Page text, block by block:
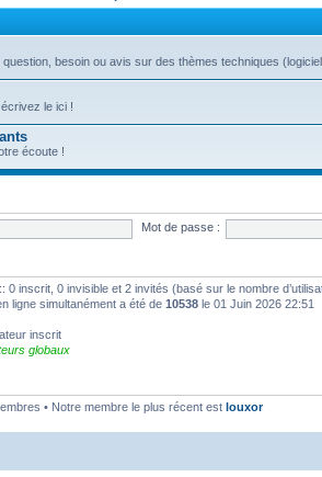
besoin ou avis sur des thèmes techniques
le ici !
écoute !
Mot de passe :
0 inscrit, 0 invisible et 2 invités (basé sur le nombre
ligne simultanément a été de 10538 le 01 Juin 2026 22:51
inscrit
globaux
• Notre membre le plus récent est louxor